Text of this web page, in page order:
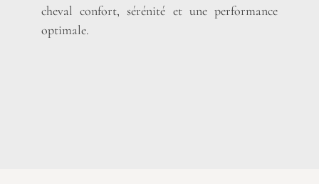
cheval confort, sérénité et une performance
optimale.